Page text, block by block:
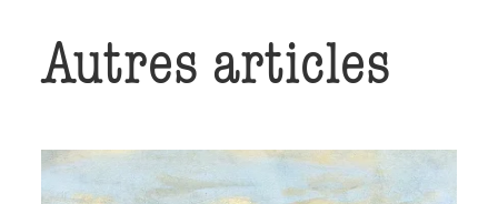
Autres articles